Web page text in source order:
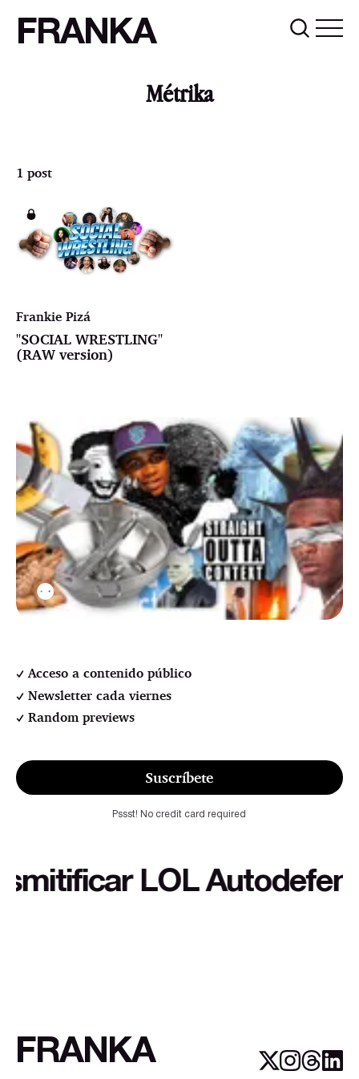
FRANKA
Métrika
1 post
Frankie Pizá
"SOCIAL WRESTLING"
(RAW version)
⚉
Acceso a contenido público
Newsletter cada viernes
Random previews
Suscríbete
Pssst! No credit card required
LOL
FRANKA